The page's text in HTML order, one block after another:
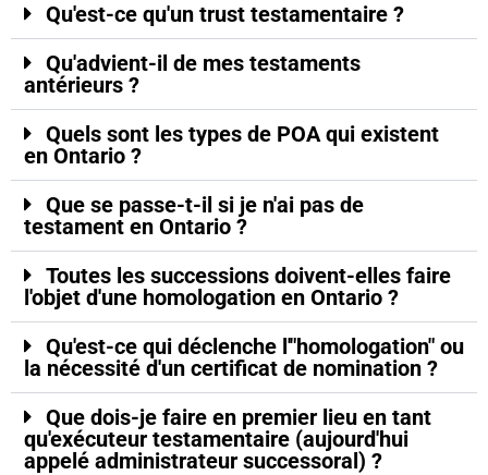
Qu'est-ce qu'un trust testamentaire ?
Qu'advient-il de mes testaments
antérieurs ?
Quels sont les types de POA qui existent
en Ontario ?
Que se passe-t-il si je n'ai pas de
testament en Ontario ?
Toutes les successions doivent-elles faire
l'objet d'une homologation en Ontario ?
Qu'est-ce qui déclenche l'"homologation" ou
la nécessité d'un certificat de nomination ?
Que dois-je faire en premier lieu en tant
qu'exécuteur testamentaire (aujourd'hui
appelé administrateur successoral) ?